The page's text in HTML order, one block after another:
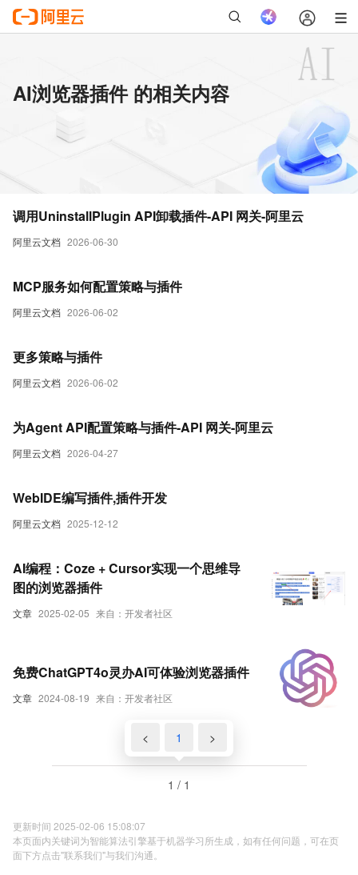
AI浏览器插件 的相关内容
阿里云文档 2026-06-30
调用UninstallPlugin API卸载插件-API 网关-阿里云
阿里云文档 2026-06-02
MCP服务如何配置策略与插件
阿里云文档 2026-06-02
更多策略与插件
阿里云文档 2026-04-27
为Agent API配置策略与插件-API 网关-阿里云
阿里云文档 2025-12-12
WebIDE编写插件,插件开发
文章 2025-02-05 来自：开发者社区
AI编程：Coze + Cursor实现一个思维导
图的浏览器插件
文章 2024-08-19 来自：开发者社区
免费ChatGPT4o灵办AI可体验浏览器插件
< 1 >
1 / 1
更新时间 2025-02-06 15:08:07
本页面内关键词为智能算法引擎基于机器学习所生成，如有任何问题，可在页
面下方点击"联系我们"与我们沟通。